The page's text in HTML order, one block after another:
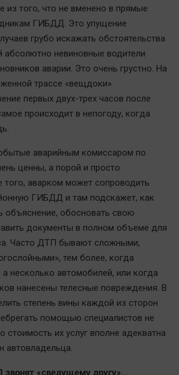
из того, что не вменено в прямые
ГИБДД. Это упущение
грубо искажать обстоятельства
невиновные водители
аварии. Это очень грустно. На
трассе «вещдоки»
первых двух-трех часов после
происходит в непогоду, когда
аварийным комиссаром по
ценны, а порой и просто
аварком может сопроводить
ГИБДД и там подскажет, как
объяснение, обосновать свою
документы в полном объеме для
Часто ДТП бывают сложными,
тем более, когда
несколько автомобилей, или когда
нанесены телесные повреждения. В
степень вины каждой из сторон
помощью специалистов не
стоимость их услуг вполне адекватна
автовладельца.
звонят «сведущему другу»…